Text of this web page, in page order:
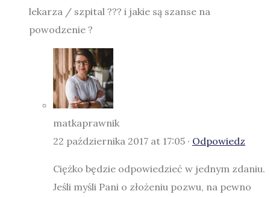
lekarza / szpital ??? i jakie są szanse na
powodzenie ?
matkaprawnik
22 października 2017 at 17:05 · Odpowiedz
Ciężko będzie odpowiedzieć w jednym zdaniu.
Jeśli myśli Pani o złożeniu pozwu, na pewno